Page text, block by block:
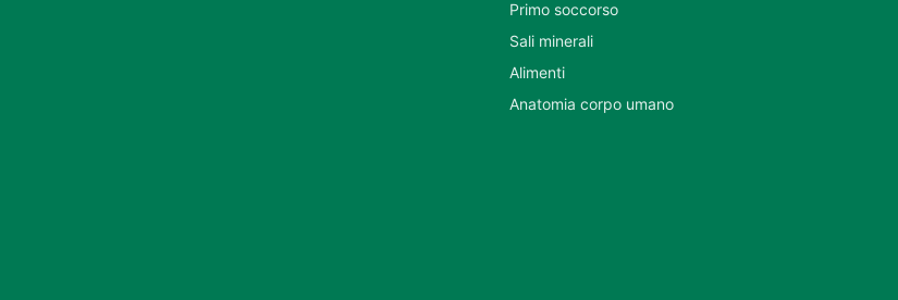
Primo soccorso
Sali minerali
Alimenti
Anatomia corpo umano